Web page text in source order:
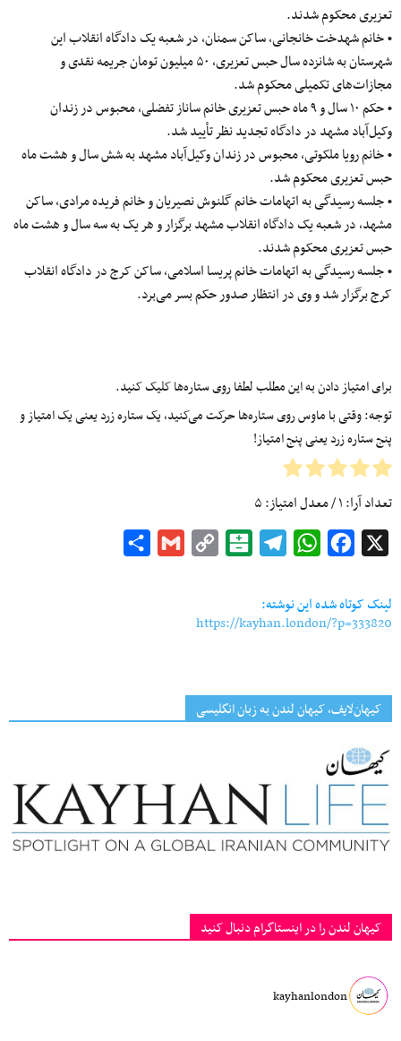
تعزیری محکوم شدند.
• خانم شهدخت خانجانی، ساکن سمنان، در شعبه یک دادگاه انقلاب این
شهرستان به شانزده سال حبس تعزیری، ۵۰ میلیون تومان جریمه نقدی و
مجازات‌های تکمیلی محکوم شد.
• حکم ۱۰ سال و ۹ ماه حبس تعزیری خانم ساناز تفضلی، محبوس در زندان
وکیل‌آباد مشهد در دادگاه تجدید نظر تأیید شد.
• خانم رویا ملکوتی، محبوس در زندان وکیل‌آباد مشهد به شش سال و هشت ماه
حبس تعزیری محکوم شد.
• جلسه رسیدگی به اتهامات خانم گلنوش نصیریان و خانم فریده مرادی، ساکن
مشهد، در شعبه یک دادگاه انقلاب مشهد برگزار و هر یک به سه سال و هشت ماه
حبس تعزیری محکوم شدند.
• جلسه رسیدگی به اتهامات خانم پریسا اسلامی، ساکن کرج در دادگاه انقلاب
کرج برگزار شد و وی در انتظار صدور حکم بسر می‌برد.
برای امتیاز دادن به این مطلب لطفا روی ستاره‌ها کلیک کنید.
توجه: وقتی با ماوس روی ستاره‌ها حرکت می‌کنید، یک ستاره زرد یعنی یک امتیاز و
پنج ستاره زرد یعنی پنج امتیاز!
تعداد آرا:۱/ معدل امتیاز:۵
Facebook
WhatsApp
Telegram
Balatarin
Copy
Gmail
لینک کوتاه شده این نوشته:
https://kayhan.london/?p=333820
کیهان‌لایف، کیهان لندن به زبان انگلیسی
کیهان لندن را در اینستاگرام دنبال کنید
kayhanlondon